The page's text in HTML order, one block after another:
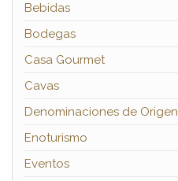
Bebidas
Bodegas
Casa Gourmet
Cavas
Denominaciones de Origen
Enoturismo
Eventos